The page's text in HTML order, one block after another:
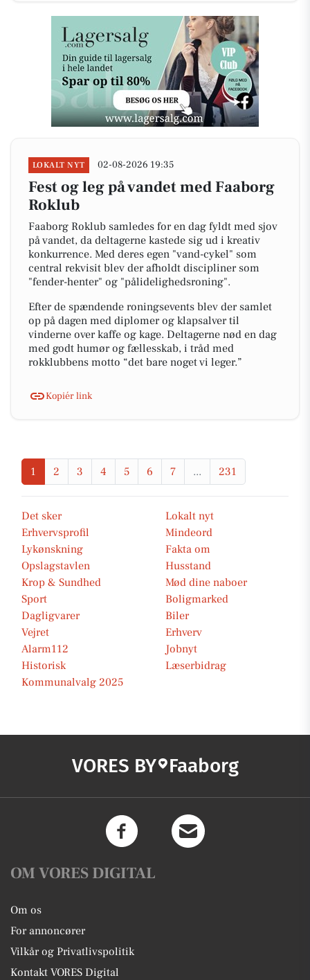
LOKALT NYT 02-08-2026 19:35
Fest og leg på vandet med Faaborg
Roklub
Faaborg Roklub samledes for en dag fyldt med sjov
på vandet, da deltagerne kastede sig ud i kreativ
konkurrence. Med deres egen "vand-cykel" som
central rekvisit blev der afholdt discipliner som
"fender-henter" og "pålidelighedsroning".
Efter de spændende roningsevents blev der samlet
op på dagen med diplomer og klapsalver til
vinderne over kaffe og kage. Deltagerne nød en dag
med godt humør og fællesskab, i tråd med
rokklubbens motto “det bare noget vi leger.”
Kopiér link
1 2 3 4 5 6 7 ... 231
Det sker
Lokalt nyt
Erhvervsprofil
Mindeord
Lykønskning
Fakta om
Opslagstavlen
Husstand
Krop & Sundhed
Mød dine naboer
Sport
Boligmarked
Dagligvarer
Biler
Vejret
Erhverv
Alarm112
Jobnyt
Historisk
Læserbidrag
Kommunalvalg 2025
VORES BY Faaborg
OM VORES DIGITAL
Om os
For annoncører
Vilkår og Privatlivspolitik
Kontakt VORES Digital